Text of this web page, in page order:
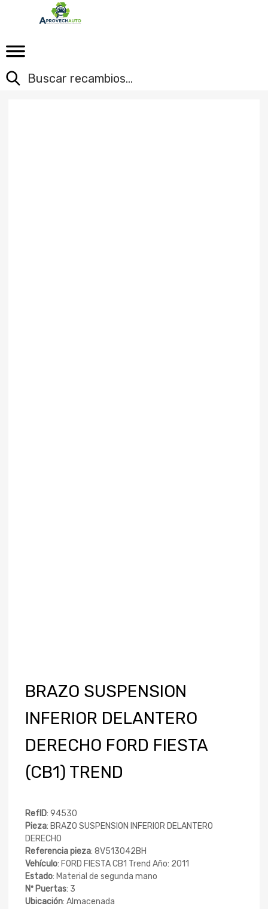
BRAZO SUSPENSION
INFERIOR DELANTERO
DERECHO FORD FIESTA
(CB1) TREND
RefID: 94530
Pieza: BRAZO SUSPENSION INFERIOR DELANTERO
DERECHO
Referencia pieza: 8V513042BH
Vehículo: FORD FIESTA CB1 Trend Año: 2011
Estado: Material de segunda mano
Nº Puertas: 3
Ubicación: Almacenada